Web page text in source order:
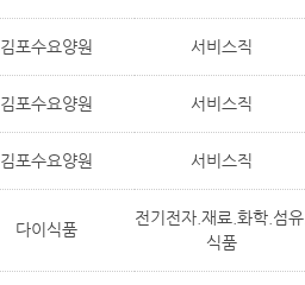
김포수요양원 서비스직
김포수요양원 서비스직
김포수요양원 서비스직
다이식품
전기전자.재료.화학.섬유.
식품